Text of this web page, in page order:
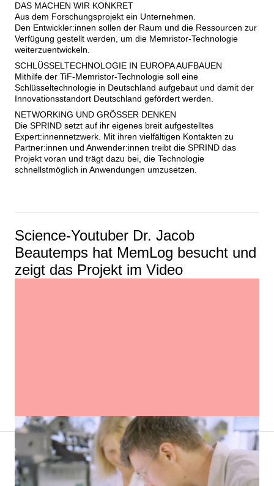
DAS MACHEN WIR KONKRET
Aus dem Forschungsprojekt ein Unternehmen.
Den Entwickler:innen sollen der Raum und die Ressourcen zur
Verfügung gestellt werden, um die Memristor-Technologie
weiterzuentwickeln.
SCHLÜSSELTECHNOLOGIE IN EUROPA AUFBAUEN
Mithilfe der TiF-Memristor-Technologie soll eine
Schlüsseltechnologie in Deutschland aufgebaut und damit der
Innovationsstandort Deutschland gefördert werden.
NETWORKING UND GRÖSSER DENKEN
Die SPRIND setzt auf ihr eigenes breit aufgestelltes
Expert:innennetzwerk. Mit ihren vielfältigen Kontakten zu
Partner:innen und Anwender:innen treibt die SPRIND das
Projekt voran und trägt dazu bei, die Technologie
schnellstmöglich in Anwendungen umzusetzen.
Science-Youtuber Dr. Jacob
Beautemps hat MemLog besucht und
zeigt das Projekt im Video
WEITERE PROJEKTE